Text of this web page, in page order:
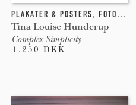
PLAKATER & POSTERS, FOTOGRAFI
Tina Louise Hunderup
Complex Simplicity
1.250 DKK